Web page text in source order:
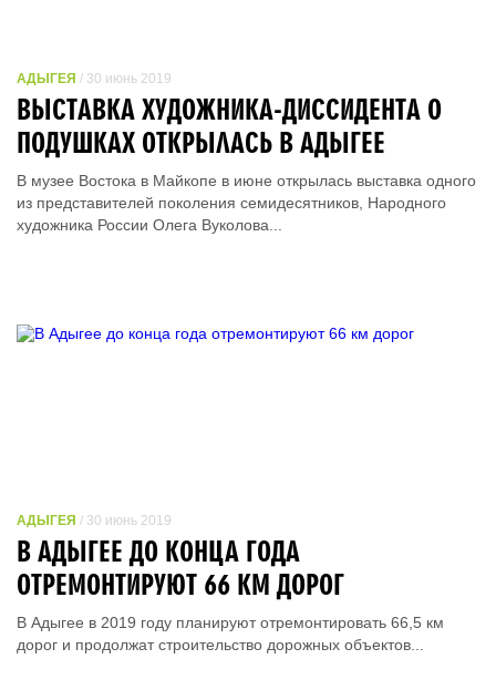
АДЫГЕЯ / 30 июнь 2019
ВЫСТАВКА ХУДОЖНИКА-ДИССИДЕНТА О
ПОДУШКАХ ОТКРЫЛАСЬ В АДЫГЕЕ
В музее Востока в Майкопе в июне открылась выставка одного
из представителей поколения семидесятников, Народного
художника России Олега Вуколова...
АДЫГЕЯ / 30 июнь 2019
В АДЫГЕЕ ДО КОНЦА ГОДА
ОТРЕМОНТИРУЮТ 66 КМ ДОРОГ
В Адыгее в 2019 году планируют отремонтировать 66,5 км
дорог и продолжат строительство дорожных объектов...